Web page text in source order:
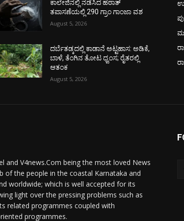
ಕಾಲೇಜಿನಲ್ಲಿ ನಡೆಸಿದ ಹಠಾತ್
ತಪಾಸಣೆಯಲ್ಲಿ 290 ಗ್ರಾಂ ಗಾಂಜಾ ವಶ
August 5, 2026
ದರ್ಬೆತಡ್ಕದಲ್ಲಿ ಕಾಡಾನೆ ಅಟ್ಟಹಾಸ: ಅಡಿಕೆ,
ಬಾಳೆ, ತೆಂಗಿನ ತೋಟ ಧ್ವಂಸ; ರೈತರಲ್ಲಿ
ಆತಂಕ
August 5, 2026
and V4news.Com being the most loved News
of the people in the coastal Karnataka and
worldwide; which is well accepted for its
light over the pressing problems such as
related programmes coupled with
programmes.